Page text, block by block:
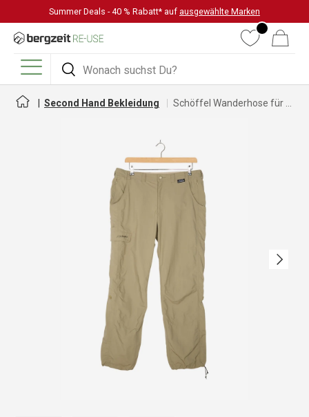
DIREKT ZUM INHALT
Summer Deals - 40 % Rabatt* auf ausgewählte Marken
Suchen
Suchen
WunschlisteWarenkorb
Menü
Second Hand Bekleidung
Nächste